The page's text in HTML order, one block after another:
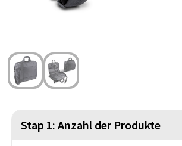
Strandtaschen
Wasserbeständige Taschen
Lampen und Werkzeug
Spiele für Drinnen und Draußen
Weihnachten
Stap 1: Anzahl der Produkte